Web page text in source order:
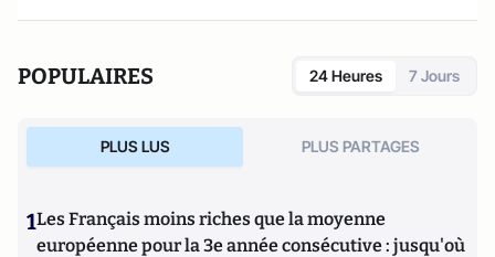
également rédacteur en chef du site Hexagones.fr
POPULAIRES 24 Heures 7 Jours
PLUS LUS PLUS PARTAGES
1Les Français moins riches que la moyenne
européenne pour la 3e année consécutive : jusqu'où